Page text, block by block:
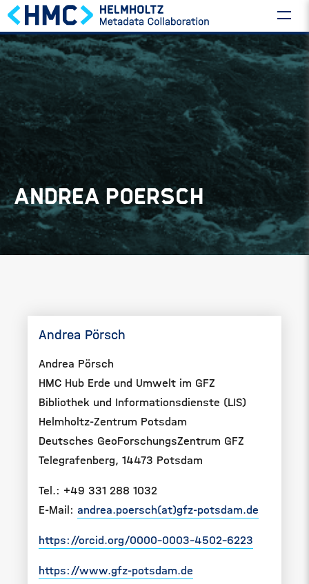
ANDREA POERSCH
Andrea Pörsch
Andrea Pörsch
HMC Hub Erde und Umwelt im GFZ
Bibliothek und Informationsdienste (LIS)
Helmholtz-Zentrum Potsdam
Deutsches GeoForschungsZentrum GFZ
Telegrafenberg, 14473 Potsdam
Tel.: +49 331 288 1032
E-Mail: andrea.poersch(at)gfz-potsdam.de
https://orcid.org/0000-0003-4502-6223
https://www.gfz-potsdam.de